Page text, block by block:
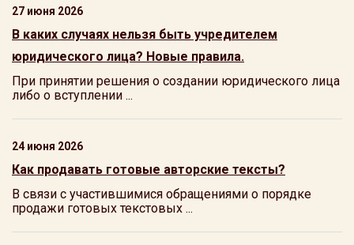
27 июня 2026
В каких случаях нельзя быть учредителем
юридического лица? Новые правила.
При принятии решения о создании юридического лица
либо о вступлении ...
24 июня 2026
Как продавать готовые авторские тексты?
В связи с участившимися обращениями о порядке
продажи готовых текстовых ...